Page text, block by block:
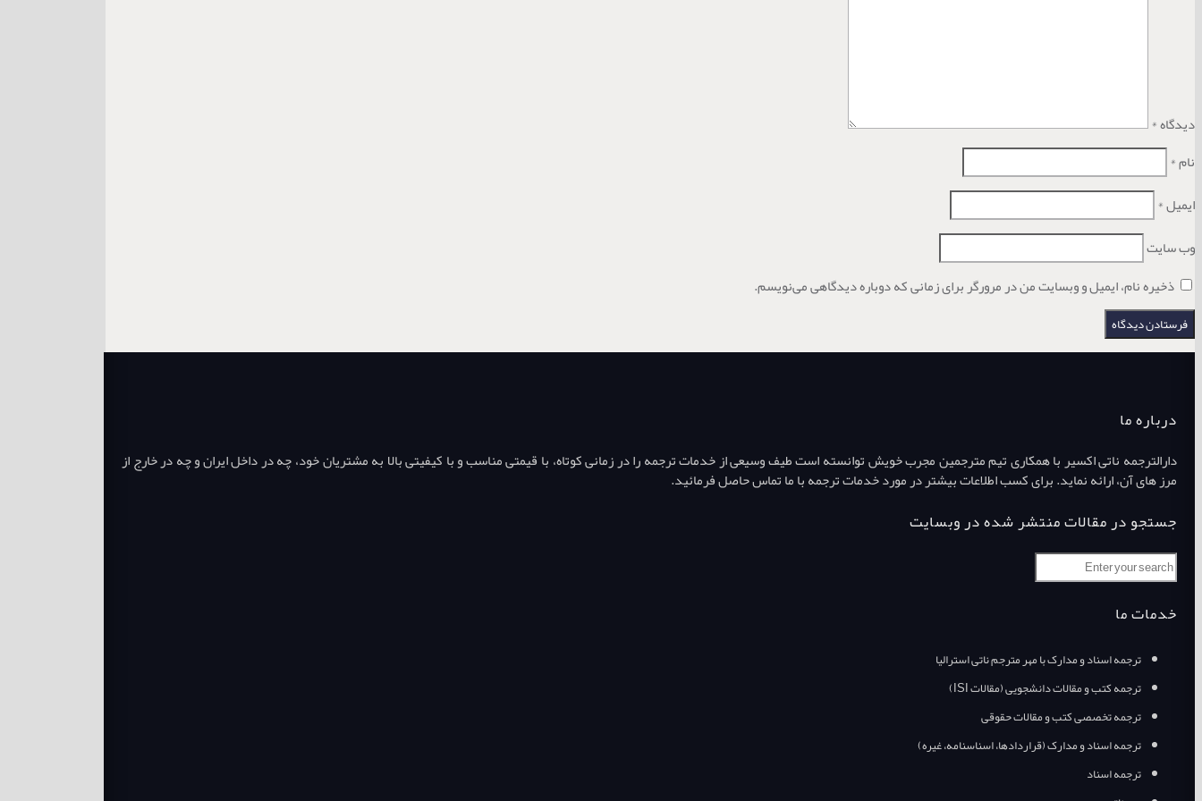
دیدگاه*
نام*
ایمیل*
وب‌ سایت
ذخیره نام، ایمیل و وبسایت من در مرورگر برای زمانی که دوباره دیدگاهی می‌نویسم.
درباره ما
دارالترجمه ناتی اکسیر با همکاری تیم مترجمین مجرب خویش توانسته است طیف وسیعی از خدمات ترجمه را در زمانی کوتاه، با قیمتی مناسب و با کیفیتی بالا به مشتریان خود، چه در داخل ایران و چه در خارج از
مرز های آن، ارائه نماید. برای کسب اطلاعات بیشتر در مورد خدمات ترجمه با ما تماس حاصل فرمائید.
جستجو در مقالات منتشر شده در وبسایت
خدمات ما
ترجمه اسناد و مدارک با مهر مترجم ناتی استرالیا
ترجمه کتب و مقالات دانشجویی (مقالات ISI)
ترجمه تخصصی کتب و مقالات حقوقی
ترجمه اسناد و مدارک (قراردادها، اسناسنامه، غیره)
ترجمه اسناد